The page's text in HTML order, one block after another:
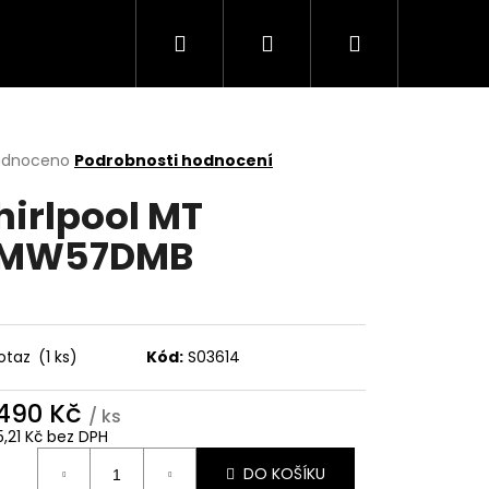
Mikrovlnné trouby
Hledat PřihlášeníNákupní
Podrobnosti hodnocení
MT
(1 ks) Kód: S03614
Kč / ks
Kč bez DPH
DO KOŠÍKU